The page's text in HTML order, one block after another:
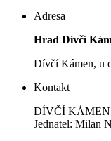
Adresa
Hrad Dívčí
Dívčí Kámen, u
Kontakt
DÍVČÍ KÁMEN
Jednatel: Milan